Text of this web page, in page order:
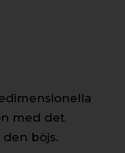
med det
böjs.